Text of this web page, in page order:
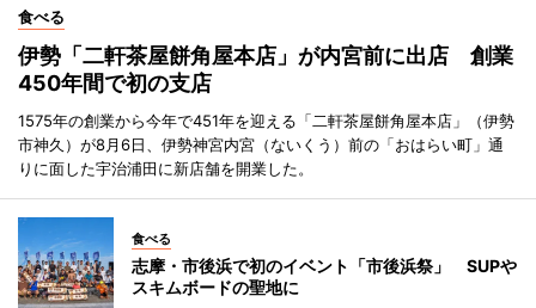
食べる
伊勢「二軒茶屋餅角屋本店」が内宮前に出店 創業
450年間で初の支店
1575年の創業から今年で451年を迎える「二軒茶屋餅角屋本店」（伊勢
市神久）が8月6日、伊勢神宮内宮（ないくう）前の「おはらい町」通
りに面した宇治浦田に新店舗を開業した。
食べる
志摩・市後浜で初のイベント「市後浜祭」 SUPや
スキムボードの聖地に